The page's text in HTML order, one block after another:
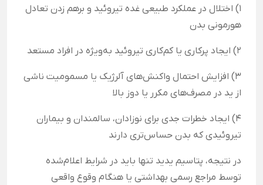
1) اختلال در عملکرد طبیعی غده تیروئید و برهم زدن تعادل
هورمونی بدن
2) ایجاد پرکاری یا کم‌کاری تیروئید به‌ویژه در افراد مستعد
3) افزایش احتمال واکنش‌های آلرژیک یا مسمومیت ناشی
از ید در مصرف‌های مکرر یا دوز بالا
4) ایجاد خطرات جدی برای نوزادان، سالمندان و بیماران
تیروئیدی که بدن حساس‌تری دارند
در نتیجه، پتاسیم یدید تنها باید در شرایط اعلام‌شده
توسط مراجع رسمی بهداشتی یا هنگام وقوع واقعی